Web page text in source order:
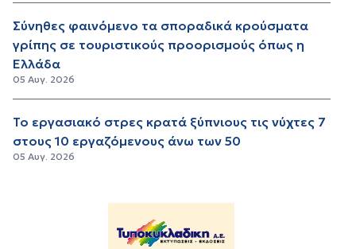
Σύνηθες φαινόμενο τα σποραδικά κρούσματα
γρίπης σε τουριστικούς προορισμούς όπως η
Ελλάδα
05 Αυγ. 2026
Το εργασιακό στρες κρατά ξύπνιους τις νύχτες 7
στους 10 εργαζόμενους άνω των 50
05 Αυγ. 2026